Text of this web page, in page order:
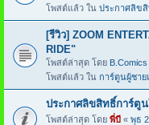
โพสต์แล้ว ใน ประกาศลิข
[รีวิว] ZOOM
RIDE"
โพสต์ล่าสุด โดย B.Comics
โพสต์แล้ว ใน การ์ตูนผู้ชา
ประกาศลิขสิทธิ์การ์ตูน
โพสต์ล่าสุด โดย พี่บี « พุธ